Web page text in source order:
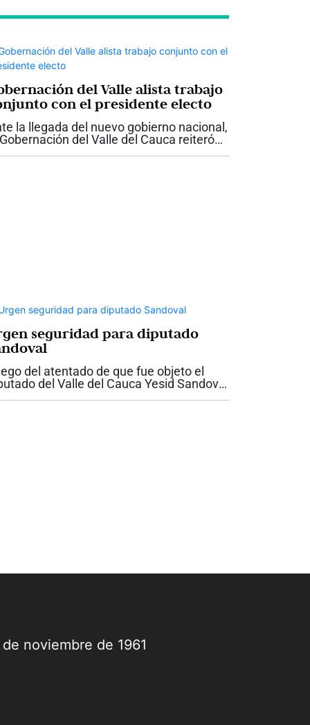
del Valle alista trabajo
con el presidente electo
la llegada del nuevo gobierno nacional,
del Valle del Cauca reiteró
seguridad para diputado
del atentado de que fue objeto el
del Valle del Cauca Yesid Sandoval
la antigua vía entre Cali y Yumbo, la
noviembre de 1961